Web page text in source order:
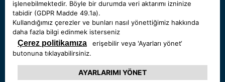
Görüntülü görüşme
Sorularınız mı var? Sizin için buradayız!
GÖRÜŞMEYI BAŞLAT